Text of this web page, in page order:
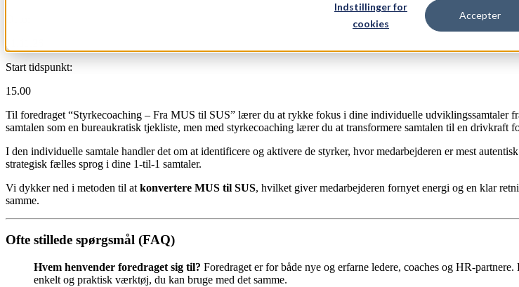
Indstillinger for
cookies
Accepter
Start tidspunkt:
15.00
Til foredraget “Styrkecoaching – Fra MUS til SUS” lærer du at rykke fokus i dine individuelle udviklingssamtaler
samtalen som en bureaukratisk tjekliste, men med styrkecoaching lærer du at transformere samtalen til en drivkraft
I den individuelle samtale handler det om at identificere og aktivere de styrker, hvor medarbejderen er mest
strategisk fælles sprog i dine 1-til-1 samtaler.
Vi dykker ned i metoden til at konvertere MUS til SUS, hvilket giver medarbejderen fornyet energi og en klar
samme.
Ofte stillede spørgsmål (FAQ)
Hvem henvender foredraget sig til? Foredraget er for både nye og erfarne ledere, coaches og HR-
enkelt og praktisk værktøj, du kan bruge med det samme.